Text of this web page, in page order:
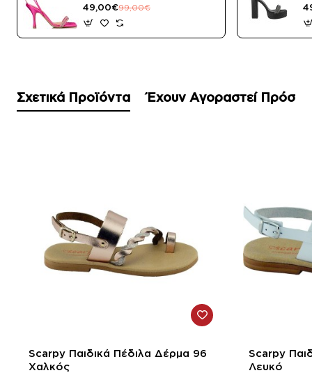
Μαύρο Satin
49,00€99,00€
Σχετικά Προϊόντα Έχουν Αγοραστεί
-33%
Scarpy Παιδικά Πέδιλα Δέρμα 96
Χαλκός
-33%
Scarpy
Λευκό